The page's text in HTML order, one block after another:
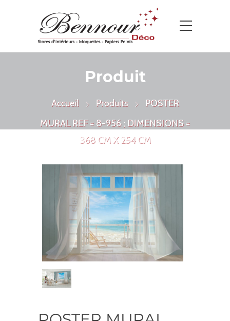
Produit
Accueil Produits
POSTER
MURAL REF = 8-956 ; DIMENSIONS =
368 CM X 254 CM